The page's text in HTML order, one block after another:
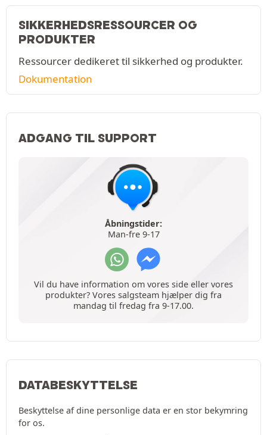
SIKKERHEDSRESSOURCER OG
PRODUKTER
Ressourcer dedikeret til sikkerhed og produkter.
Dokumentation
ADGANG TIL SUPPORT
Åbningstider:
Man-fre 9-17
Vil du have information om vores side eller vores
produkter? Vores salgsteam hjælper dig fra
mandag til fredag fra 9-17.00.
DATABESKYTTELSE
Beskyttelse af dine personlige data er en stor bekymring
for os.